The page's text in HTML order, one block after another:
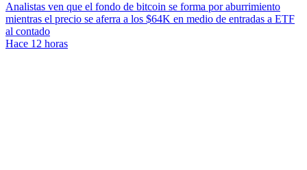
Analistas ven que el fondo de bitcoin se forma por aburrimiento
mientras el precio se aferra a los $64K en medio de entradas a ETF
al contado
Hace 12 horas